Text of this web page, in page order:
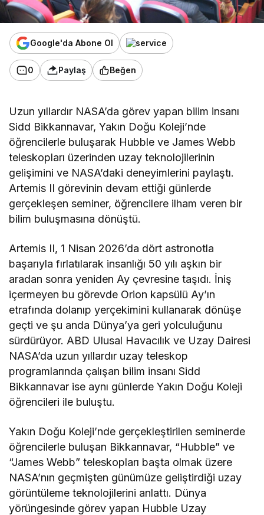
Google'da Abone Ol
0 Paylaş Beğen
Uzun yıllardır NASA’da görev yapan bilim insanı
Sidd Bikkannavar, Yakın Doğu Koleji’nde
öğrencilerle buluşarak Hubble ve James Webb
teleskopları üzerinden uzay teknolojilerinin
gelişimini ve NASA’daki deneyimlerini paylaştı.
Artemis II görevinin devam ettiği günlerde
gerçekleşen seminer, öğrencilere ilham veren bir
bilim buluşmasına dönüştü.
Artemis II, 1 Nisan 2026’da dört astronotla
başarıyla fırlatılarak insanlığı 50 yılı aşkın bir
aradan sonra yeniden Ay çevresine taşıdı. İniş
içermeyen bu görevde Orion kapsülü Ay’ın
etrafında dolanıp yerçekimini kullanarak dönüşe
geçti ve şu anda Dünya’ya geri yolculuğunu
sürdürüyor. ABD Ulusal Havacılık ve Uzay Dairesi
NASA’da uzun yıllardır uzay teleskop
programlarında çalışan bilim insanı Sidd
Bikkannavar ise aynı günlerde Yakın Doğu Koleji
öğrencileri ile buluştu.
Yakın Doğu Koleji’nde gerçekleştirilen seminerde
öğrencilerle buluşan Bikkannavar, “Hubble” ve
“James Webb” teleskopları başta olmak üzere
NASA’nın geçmişten günümüze geliştirdiği uzay
görüntüleme teknolojilerini anlattı. Dünya
yörüngesinde görev yapan Hubble Uzay